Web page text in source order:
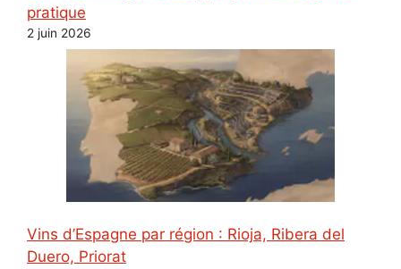
pratique
2 juin 2026
Vins d’Espagne par région : Rioja, Ribera del
Duero, Priorat